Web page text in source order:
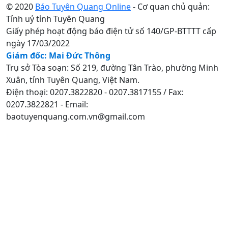
© 2020 Báo Tuyên Quang Online- Cơ quan chủ quản:
Tỉnh uỷ tỉnh Tuyên Quang
Giấy phép hoạt động báo điện tử số 140/GP-BTTTT cấp
ngày 17/03/2022
Giám đốc: Mai Đức Thông
Trụ sở Tòa soạn: Số 219, đường Tân Trào, phường Minh
Xuân, tỉnh Tuyên Quang, Việt Nam.
Điện thoại: 0207.3822820 - 0207.3817155 / Fax:
0207.3822821 - Email:
baotuyenquang.com.vn@gmail.com